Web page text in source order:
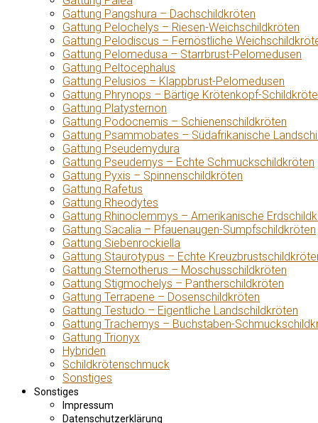
Gattung Pangshura – Dachschildkröten
Gattung Pelochelys – Riesen-Weichschildkröten
Gattung Pelodiscus – Fernöstliche
Gattung Pelomedusa – Starrbrust-Pelomedusen
Gattung Peltocephalus
Gattung Pelusios – Klappbrust-Pelomedusen
Gattung Phrynops – Bärtige Krötenkopf-
Gattung Platysternon
Gattung Podocnemis – Schienenschildkröten
Gattung Psammobates – Südafrikanische
Gattung Pseudemydura
Gattung Pseudemys – Echte Schmuckschildkröten
Gattung Pyxis – Spinnenschildkröten
Gattung Rafetus
Gattung Rheodytes
Gattung Rhinoclemmys – Amerikanische
Gattung Sacalia – Pfauenaugen-Sumpfschildkröten
Gattung Siebenrockiella
Gattung Staurotypus – Echte
Gattung Sternotherus – Moschusschildkröten
Gattung Stigmochelys – Pantherschildkröten
Gattung Terrapene – Dosenschildkröten
Gattung Testudo – Eigentliche Landschildkröten
Gattung Trachemys – Buchstaben-
Gattung Trionyx
Hybriden
Schildkrötenschmuck
Sonstiges
Sonstiges
Impressum
Datenschutzerklärung